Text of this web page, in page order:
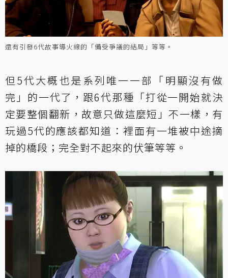
還有引發6代故事導火線的「備受爭議的結局」等等。
但5代大概也是系列唯一一部「明顯沒有做
完」的一代了，跟6代那種「打從一開始就決
定要整個翻新，故意只做這麼短」不一樣，有
玩過5代的應該都知道：裡面有一堆被中途摘
掉的橋段；完全對不起來的伏筆等等。